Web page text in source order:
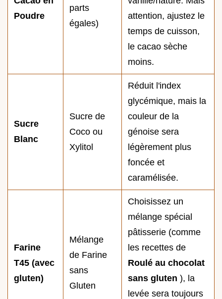
Poudre
parts
égales)
attention, ajustez le
temps de cuisson,
le cacao sèche
moins.
Sucre
Blanc
Sucre de
Coco ou
Xylitol
Réduit l'index
glycémique, mais la
couleur de la
génoise sera
légèrement plus
foncée et
caramélisée.
Farine
T45 (avec
gluten)
Mélange
de Farine
sans
Gluten
Choisissez un
mélange spécial
pâtisserie (comme
les recettes de
Roulé au chocolat
sans gluten ), la
levée sera toujours